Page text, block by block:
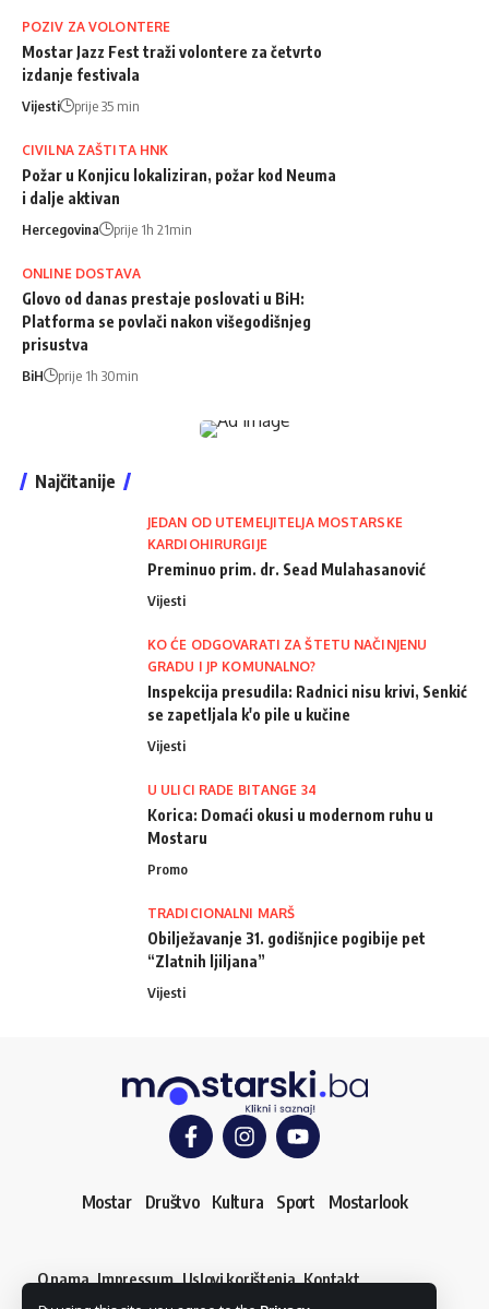
POZIV ZA VOLONTERE
Mostar Jazz Fest traži volontere za četvrto
izdanje festivala
Vijesti prije 35 min
CIVILNA ZAŠTITA HNK
Požar u Konjicu lokaliziran, požar kod Neuma
i dalje aktivan
Hercegovina prije 1h 21min
ONLINE DOSTAVA
Glovo od danas prestaje poslovati u BiH:
Platforma se povlači nakon višegodišnjeg
prisustva
BiH prije 1h 30min
Najčitanije
JEDAN OD UTEMELJITELJA MOSTARSKE
KARDIOHIRURGIJE
Preminuo prim. dr. Sead Mulahasanović
Vijesti
KO ĆE ODGOVARATI ZA ŠTETU NAČINJENU
GRADU I JP KOMUNALNO?
Inspekcija presudila: Radnici nisu krivi, Senkić
se zapetljala k'o pile u kučine
Vijesti
U ULICI RADE BITANGE 34
Korica: Domaći okusi u modernom ruhu u
Mostaru
Promo
TRADICIONALNI MARŠ
Obilježavanje 31. godišnjice pogibije pet
“Zlatnih ljiljana”
Vijesti
Mostar Društvo Kultura Sport Mostarlook
O nama Impressum Uslovi korištenja Kontakt
Dojavi vijest